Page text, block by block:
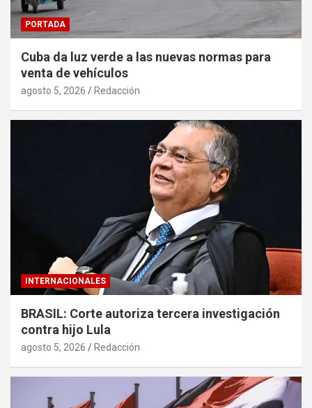
PORTADA
Cuba da luz verde a las nuevas normas para
venta de vehículos
agosto 5, 2026 Redacción
INTERNACIONALES
BRASIL: Corte autoriza tercera investigación
contra hijo Lula
agosto 5, 2026 Redacción